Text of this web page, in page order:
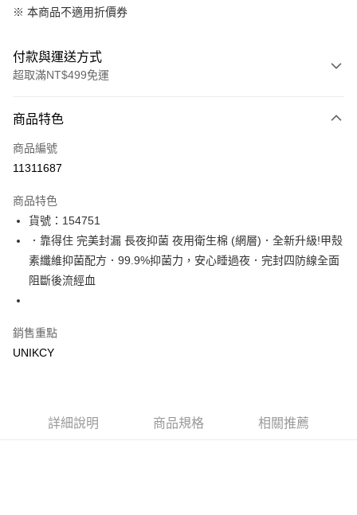
※ 本商品不適用折價券
付款與運送方式
超取滿NT$499免運
icash Pay
信用卡一次付款
LINE Pay
Apple Pay
街口支付
悠遊付
Google Pay
每筆NT$70，滿NT$499(含以上)免運費
商品特色
商品編號
11311687
商品特色
貨號：154751
．靠得住 完美封漏 長夜抑菌 夜用衛生棉 (網層)．全新升級!甲殼
素纖維抑菌配方．99.9%抑菌力，安心睡過夜．完封四防線全面
阻斷後流經血
銷售重點
UNIKCY
詳細說明 商品規格 相關推薦